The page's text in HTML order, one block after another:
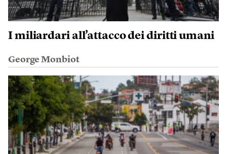
I miliardari all’attacco dei diritti umani
George Monbiot